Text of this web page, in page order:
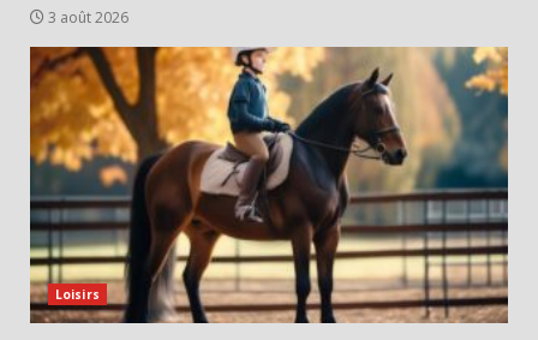
3 août 2026
Loisirs